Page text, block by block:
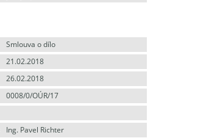
Smlouva o dílo
21.02.2018
26.02.2018
0008/0/OÚR/17
Ing. Pavel Richter